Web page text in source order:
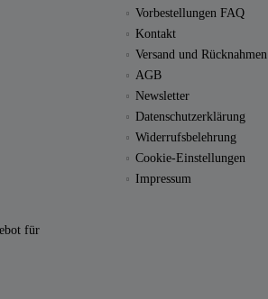
für
Vorbestellungen FAQ
Kontakt
Versand und Rücknahmen
AGB
Newsletter
Datenschutzerklärung
Widerrufsbelehrung
Cookie-Einstellungen
Impressum